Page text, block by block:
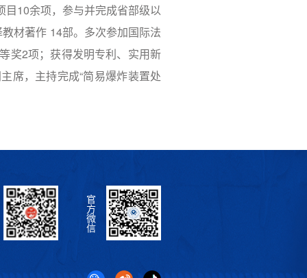
10余项，参与并完成省部级以
材著作 14部。多次参加国际法
奖2项；获得发明专利、实用新
席，主持完成“简易爆炸装置处
官
方
微
信